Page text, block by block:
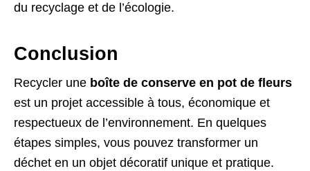
du recyclage et de l’écologie.
Conclusion
Recycler une boîte de conserve en pot de fleurs
est un projet accessible à tous, économique et
respectueux de l’environnement. En quelques
étapes simples, vous pouvez transformer un
déchet en un objet décoratif unique et pratique.